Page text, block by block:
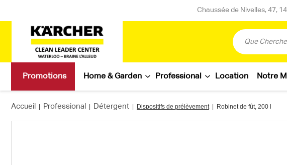
Chaussée de Nivelles, 47,
Accueil | Professional | Détergent | Dispositifs de prélèvement | Robinet de fût, 200 l
Promotions Home & Garden Professional Location Notre